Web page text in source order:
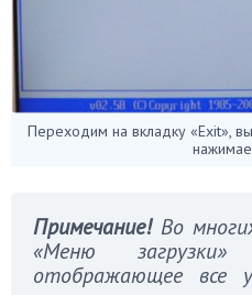
Переходим на вкладку «Exit»,
Примечание!Во
«Меню
отображающее все